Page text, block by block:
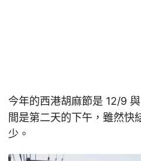
今年的西港胡麻節是 12/9
間是第二天的下午，雖然快
少。